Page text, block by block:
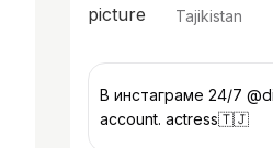
Tajikistan
В инстаграме 24/7
account. actress🇹🇯